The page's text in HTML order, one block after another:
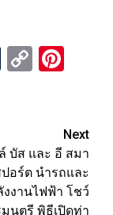
Tumblr
Copy
Next
บัส และ อี สมา
อร์ต นำรถและ
งงานไฟฟ้า โชว์
นตรี พิธีเปิดท่า